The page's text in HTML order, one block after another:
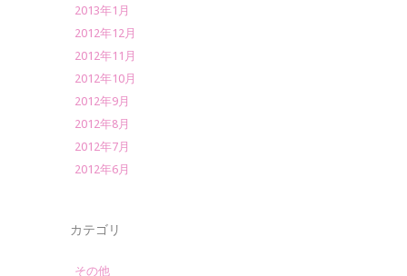
2013年1月
2012年12月
2012年11月
2012年10月
2012年9月
2012年8月
2012年7月
2012年6月
カテゴリ
その他